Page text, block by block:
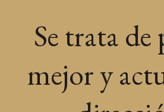
Se trata de
mejor y